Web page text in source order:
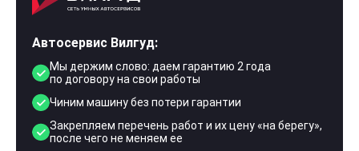
Автосервис Вилгуд:
Мы держим слово: даем гарантию 2 года
по договору на свои работы
Чиним машину без потери гарантии
Закрепляем перечень работ и их цену «на берегу»,
после чего не меняем ее